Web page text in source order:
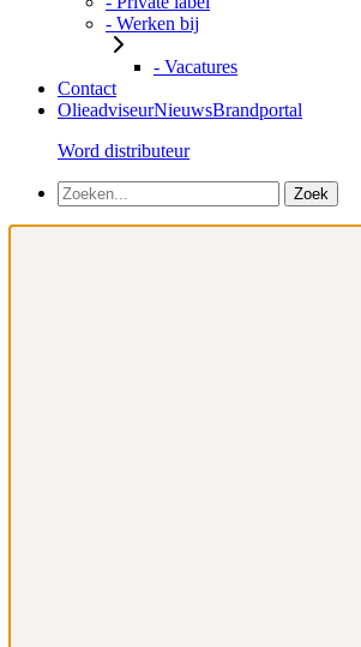
- Werken bij
- Vacatures
Contact
OlieadviseurNieuwsBrandportal
Word distributeur